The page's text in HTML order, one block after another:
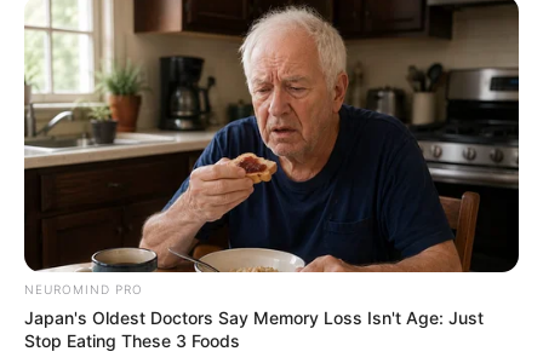
NEUROMIND PRO
Japan's Oldest Doctors Say Memory Loss Isn't Age: Just
Stop Eating These 3 Foods